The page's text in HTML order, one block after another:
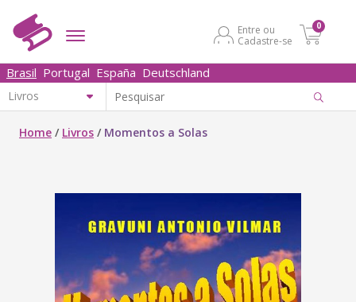
Entre ou
Cadastre-se
0
Brasil Portugal España Deutschland
Home / Livros / Momentos a Solas